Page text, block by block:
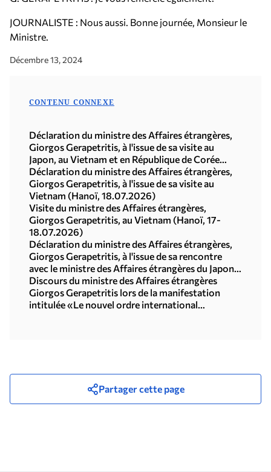
JOURNALISTE : Nous aussi. Bonne journée, Monsieur le
Ministre.
Décembre 13, 2024
CONTENU CONNEXE
Déclaration du ministre des Affaires étrangères,
Giorgos Gerapetritis, à l'issue de sa visite au
Japon, au Vietnam et en République de Corée
(Séoul, 21.07.2026)
Déclaration du ministre des Affaires étrangères,
Giorgos Gerapetritis, à l'issue de sa visite au
Vietnam (Hanoï, 18.07.2026)
Visite du ministre des Affaires étrangères,
Giorgos Gerapetritis, au Vietnam (Hanoï, 17-
18.07.2026)
Déclaration du ministre des Affaires étrangères,
Giorgos Gerapetritis, à l'issue de sa rencontre
avec le ministre des Affaires étrangères du Japon,
Toshimitsu Motegi (Tokyo, 16.07.2026)
Discours du ministre des Affaires étrangères
Giorgos Gerapetritis lors de la manifestation
intitulée «Le nouvel ordre international
Partager cette page